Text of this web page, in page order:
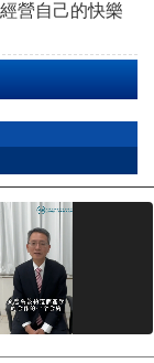
營自己的快樂